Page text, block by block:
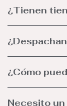
¿Tienen
¿Cómo
Necesito